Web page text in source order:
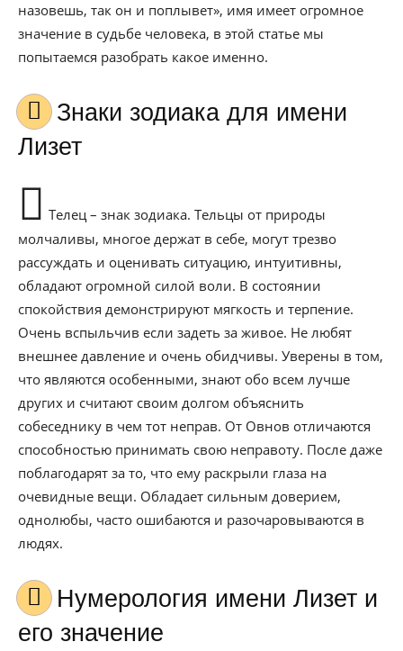
назовешь, так он и поплывет», имя имеет огромное
значение в судьбе человека, в этой статье мы
попытаемся разобрать какое именно.
Знаки зодиака для имени
Лизет
Телец – знак зодиака. Тельцы от природы
молчаливы, многое держат в себе, могут трезво
рассуждать и оценивать ситуацию, интуитивны,
обладают огромной силой воли. В состоянии
спокойствия демонстрируют мягкость и терпение.
Очень вспыльчив если задеть за живое. Не любят
внешнее давление и очень обидчивы. Уверены в том,
что являются особенными, знают обо всем лучше
других и считают своим долгом объяснить
собеседнику в чем тот неправ. От Овнов отличаются
способностью принимать свою неправоту. После даже
поблагодарят за то, что ему раскрыли глаза на
очевидные вещи. Обладает сильным доверием,
однолюбы, часто ошибаются и разочаровываются в
людях.
Нумерология имени Лизет и
его значение